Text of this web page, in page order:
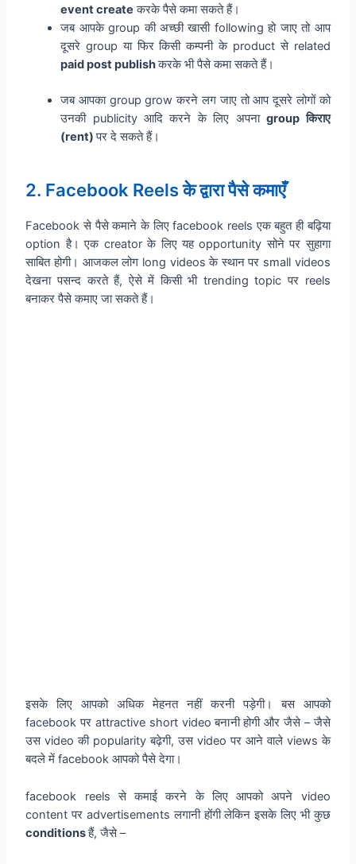
event create करके पैसे कमा सकते हैं।
जब आपके group की अच्छी खासी following हो जाए तो आप
दूसरे group या फिर किसी कम्पनी के product से related
paid post publishकरके भी पैसे कमा सकते हैं।
जब आपका group grow करने लग जाए तो आप दूसरे लोगों को
उनकी publicity आदि करने के लिए अपनाgroup किराए
(rent)पर दे सकते हैं।
2. Facebook Reels के द्वारा पैसे कमाएँ
Facebook से पैसे कमाने के लिए facebook reels एक बहुत ही बढ़िया
option है। एक creator के लिए यह opportunity सोने पर सुहागा
साबित होगी। आजकल लोग long videos के स्थान पर small videos
देखना पसन्द करते हैं, ऐसे में किसी भी trending topic पर reels
बनाकर पैसे कमाए जा सकते हैं।
इसके लिए आपको अधिक मेहनत नहीं करनी पड़ेगी। बस आपको
facebook पर attractive short video बनानी होगी और जैसे – जैसे
उस video की popularity बढ़ेगी, उस video पर आने वाले views के
बदले में facebook आपको पैसे देगा।
facebook reels से कमाई करने के लिए आपको अपने video
content पर advertisements लगानी होंगी लेकिन इसके लिए भी कुछ
conditionsहैं, जैसे –